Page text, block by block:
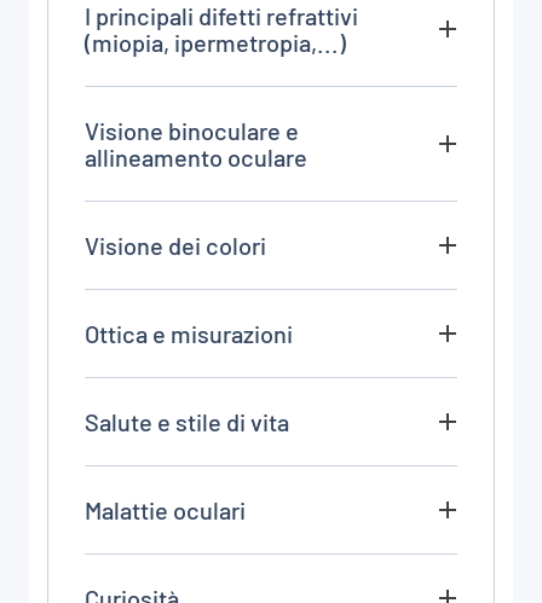
I principali difetti refrattivi
(miopia, ipermetropia,...)
Visione binoculare e
allineamento oculare
Visione dei colori
Ottica e misurazioni
Salute e stile di vita
Malattie oculari